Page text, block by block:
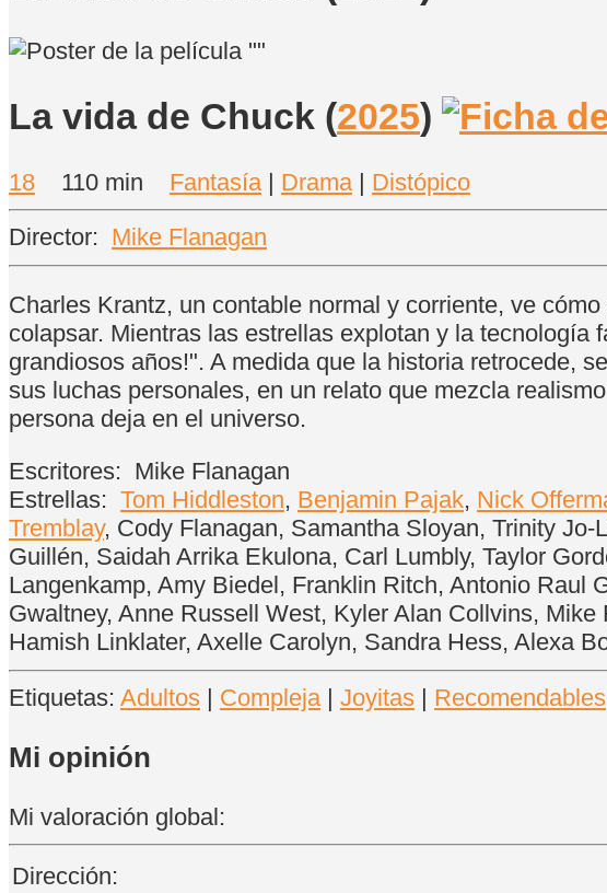
La vida de Chuck (2025)
18 110 min Fantasía| Drama| Distópico
Director: Mike Flanagan
Charles Krantz, un contable normal y corriente, ve
colapsar. Mientras las estrellas explotan y la tecnología
grandiosos años!". A medida que la historia retrocede,
sus luchas personales, en un relato que mezcla
persona deja en el universo.
Escritores: Mike Flanagan
Estrellas: Tom Hiddleston, Benjamin Pajak, Nick
Tremblay, Cody Flanagan, Samantha Sloyan, Trinity Jo-
Guillén, Saidah Arrika Ekulona, Carl Lumbly, Taylor
Langenkamp, Amy Biedel, Franklin Ritch, Antonio Raul
Gwaltney, Anne Russell West, Kyler Alan Collvins,
Hamish Linklater, Axelle Carolyn, Sandra Hess, Alexa
Etiquetas: Adultos | Compleja | Joyitas | Recomendables
Mi opinión
Mi valoración global:
Dirección: